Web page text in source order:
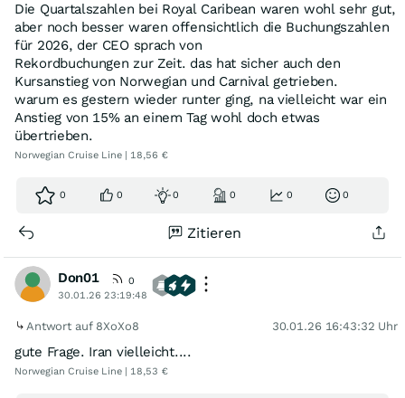
Die Quartalszahlen bei Royal Caribean waren wohl sehr gut,
aber noch besser waren offensichtlich die Buchungszahlen
für 2026, der CEO sprach von
Rekordbuchungen zur Zeit. das hat sicher auch den
Kursanstieg von Norwegian und Carnival getrieben.
warum es gestern wieder runter ging, na vielleicht war ein
Anstieg von 15% an einem Tag wohl doch etwas
übertrieben.
Norwegian Cruise Line | 18,56 €
0 0 0 0 0 0
Zitieren
Don01
0
30.01.26 23:19:48
Antwort auf 8XoXo8 30.01.26 16:43:32 Uhr
gute Frage. Iran vielleicht....
Norwegian Cruise Line | 18,53 €